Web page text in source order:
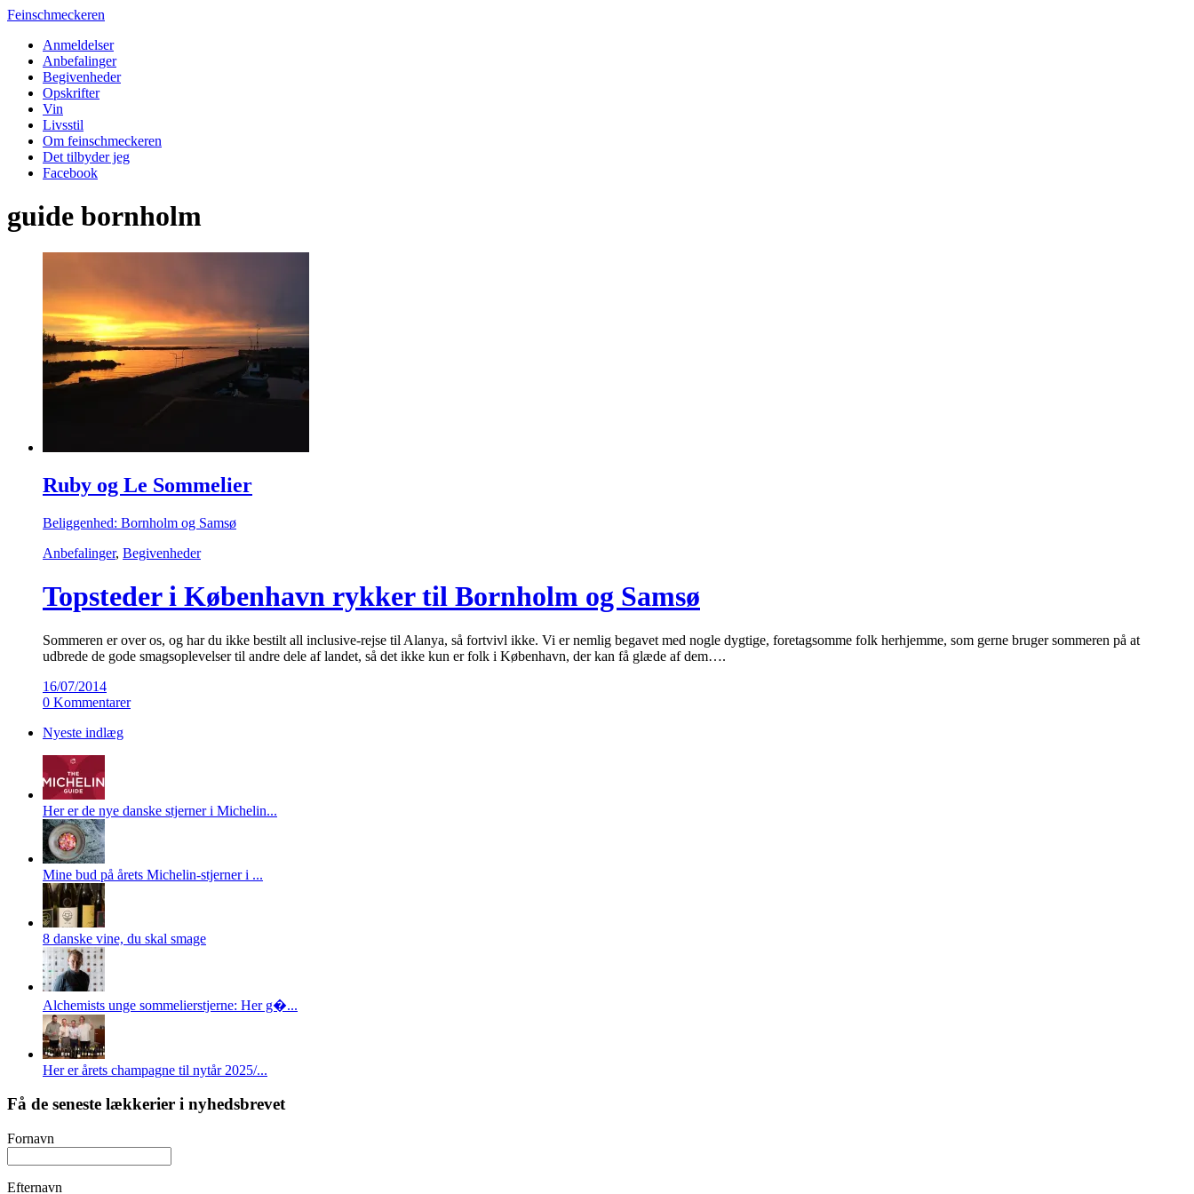
Feinschmeckeren
Anmeldelser
Anbefalinger
Begivenheder
Opskrifter
Vin
Livsstil
Om feinschmeckeren
Det tilbyder jeg
Facebook
guide bornholm
Ruby og Le Sommelier
Beliggenhed: Bornholm og Samsø
Anbefalinger, Begivenheder
Topsteder i København rykker til Bornholm og Samsø
Sommeren er over os, og har du ikke bestilt all inclusive-rejse til Alanya, så fortvivl ikke. Vi er nemlig begavet med nogle dygtige, foretagsomme folk herhjemme, som gerne bruger sommeren på at
udbrede de gode smagsoplevelser til andre dele af landet, så det ikke kun er folk i København, der kan få glæde af dem….
16/07/2014
0 Kommentarer
Nyeste indlæg
Her er de nye danske stjerner i Michelin...
Mine bud på årets Michelin-stjerner i ...
8 danske vine, du skal smage
Alchemists unge sommelierstjerne: Her g�...
Her er årets champagne til nytår 2025/...
Få de seneste lækkerier i nyhedsbrevet
Fornavn
Efternavn